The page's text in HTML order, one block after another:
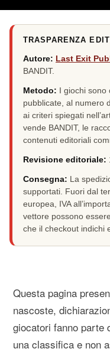
TRASPARENZA
Autore: Last Exit
BANDIT.
Metodo: I giochi sono
pubblicate, al numero
ai criteri spiegati
vende BANDIT, le
contenuti editoriali
Revisione editoriale:
Consegna: La
supportati. Fuori dal
europea, IVA
vettore possono
che il checkout indichi
Questa pagina
nascoste,
giocatori fanno parte
una classifica e non